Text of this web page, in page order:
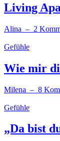
Living
Alina – 2
Gefühle
Wie mir
Milena – 8
Gefühle
„Da bist